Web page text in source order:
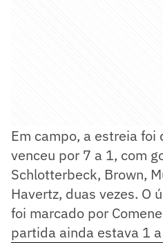
Em campo, a estreia foi
venceu por 7 a 1, com
Schlotterbeck, Brown,
Havertz, duas vezes. O
foi marcado por
partida ainda estava 1